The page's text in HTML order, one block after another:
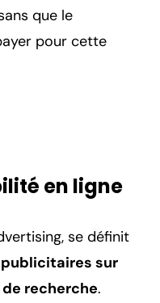
que le
pour cette
en ligne
se définit
sur
recherche.